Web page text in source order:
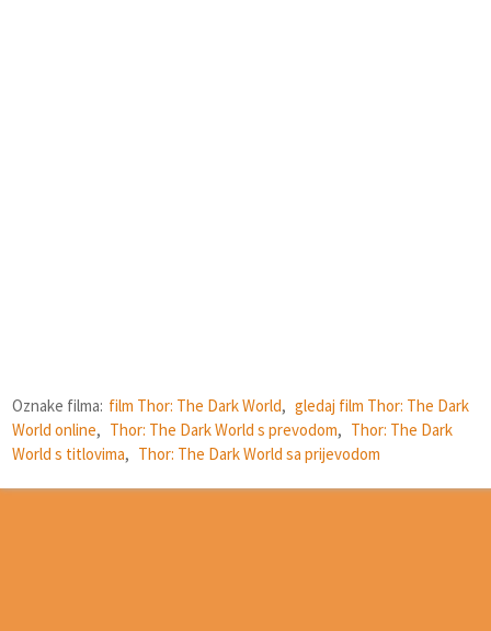
Oznake filma: film Thor: The Dark World, gledaj film Thor: The Dark
World online, Thor: The Dark World s prevodom, Thor: The Dark
World s titlovima, Thor: The Dark World sa prijevodom